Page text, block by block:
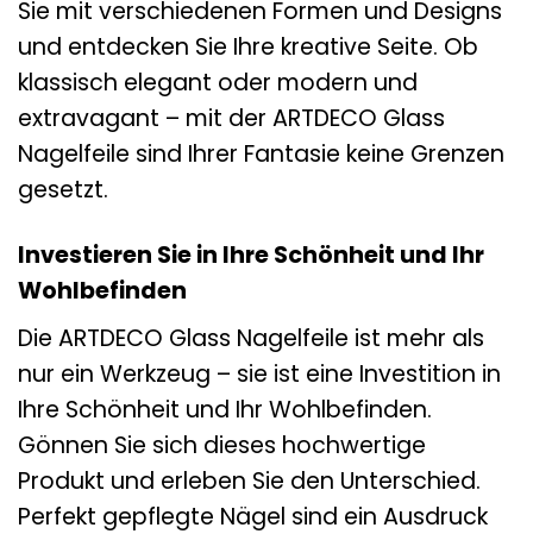
Sie mit verschiedenen Formen und Designs
und entdecken Sie Ihre kreative Seite. Ob
klassisch elegant oder modern und
extravagant – mit der ARTDECO Glass
Nagelfeile sind Ihrer Fantasie keine Grenzen
gesetzt.
Investieren Sie in Ihre Schönheit und Ihr
Wohlbefinden
Die ARTDECO Glass Nagelfeile ist mehr als
nur ein Werkzeug – sie ist eine Investition in
Ihre Schönheit und Ihr Wohlbefinden.
Gönnen Sie sich dieses hochwertige
Produkt und erleben Sie den Unterschied.
Perfekt gepflegte Nägel sind ein Ausdruck